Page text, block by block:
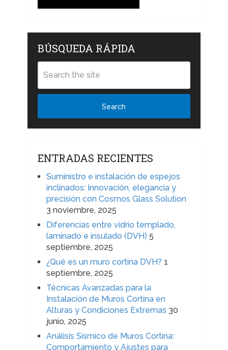
BÚSQUEDA RÁPIDA
Search
ENTRADAS RECIENTES
Suministro e instalación de espejos
inclinados: Innovación, elegancia y
precisión con Cosmos Glass Solution
3 noviembre, 2025
Diferencias entre vidrio templado,
laminado e insulado (DVH) 5
septiembre, 2025
¿Qué es un muro cortina DVH? 1
septiembre, 2025
Técnicas Avanzadas para la
Instalación de Muros Cortina en
Alturas y Condiciones Extremas 30
junio, 2025
Análisis Sísmico de Muros Cortina:
Comportamiento y Ajustes para